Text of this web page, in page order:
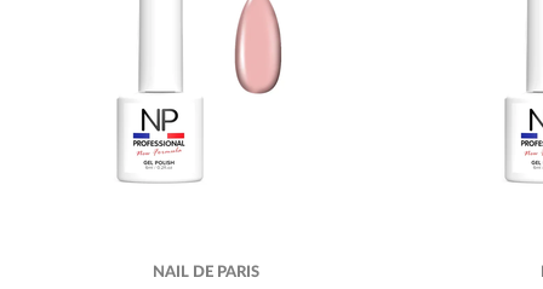
NAIL DE PARIS